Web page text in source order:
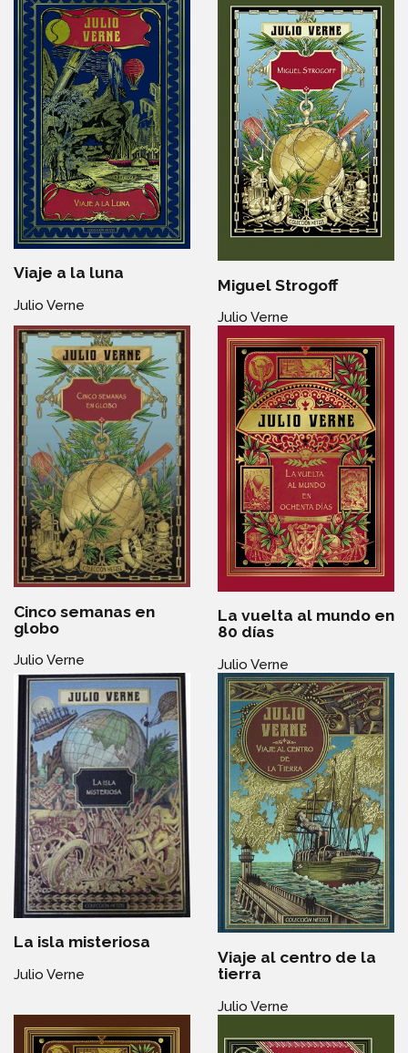
Viaje a la luna
Julio Verne
Miguel Strogoff
Julio Verne
Cinco semanas en
globo
Julio Verne
La vuelta al mundo en
80 días
Julio Verne
La isla misteriosa
Julio Verne
Viaje al centro de la
tierra
Julio Verne